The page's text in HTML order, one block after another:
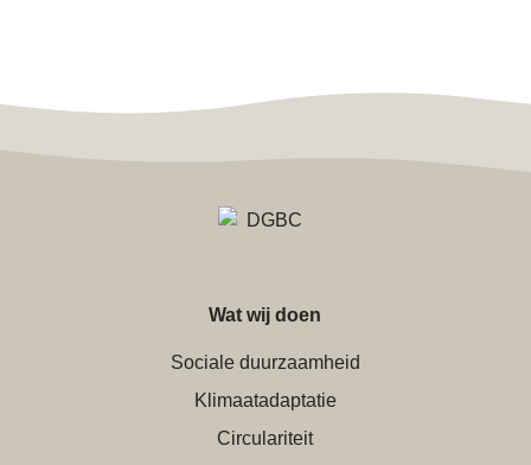
Wat wij doen
Sociale duurzaamheid
Klimaatadaptatie
Circulariteit